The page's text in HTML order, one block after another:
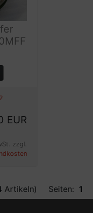
EUR
zzgl.
Artikeln) Seiten: 1